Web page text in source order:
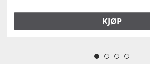
KJØP